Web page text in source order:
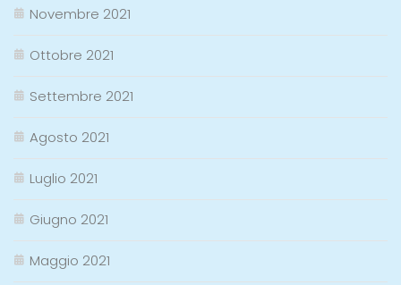
Novembre 2021
Ottobre 2021
Settembre 2021
Agosto 2021
Luglio 2021
Giugno 2021
Maggio 2021